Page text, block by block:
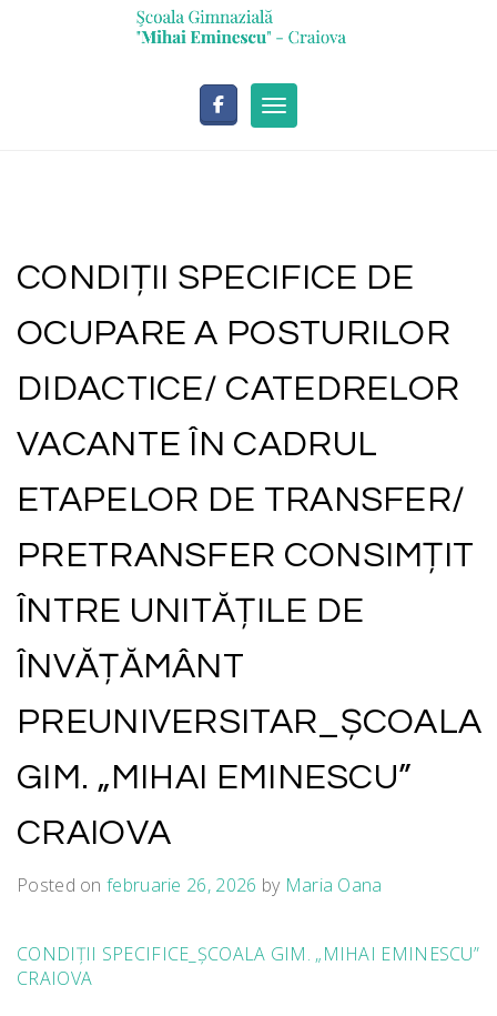
Toggle navigation
CONDIȚII SPECIFICE DE
OCUPARE A POSTURILOR
DIDACTICE/ CATEDRELOR
VACANTE ÎN CADRUL
ETAPELOR DE TRANSFER/
PRETRANSFER CONSIMȚIT
ÎNTRE UNITĂȚILE DE
ÎNVĂȚĂMÂNT
PREUNIVERSITAR_ȘCOALA
GIM. „MIHAI EMINESCU”
CRAIOVA
Posted onfebruarie 26, 2026 by Maria Oana
CONDIȚII SPECIFICE_ȘCOALA GIM. „MIHAI EMINESCU”
CRAIOVA